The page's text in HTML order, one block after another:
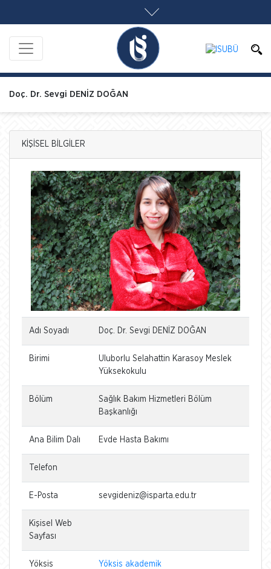
Doç. Dr. Sevgi DENİZ DOĞAN
KİŞİSEL BİLGİLER
Adı Soyadı Doç. Dr. Sevgi DENİZ DOĞAN
Birimi
Uluborlu Selahattin Karasoy Meslek
Yüksekokulu
Bölüm
Sağlık Bakım Hizmetleri Bölüm
Başkanlığı
Ana Bilim Dalı Evde Hasta Bakımı
Telefon
E-Posta sevgideniz@isparta.edu.tr
Kişisel Web
Sayfası
Yöksis
Yöksis akademik